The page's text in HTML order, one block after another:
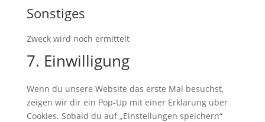
to
service
youtube
Sonstiges
Zweck wird noch ermittelt
to
sonstiges
7. Einwilligung
Wenn du unsere Website das erste Mal besuchst,
zeigen wir dir ein Pop-Up mit einer Erklärung über
Cookies. Sobald du auf „Einstellungen speichern“